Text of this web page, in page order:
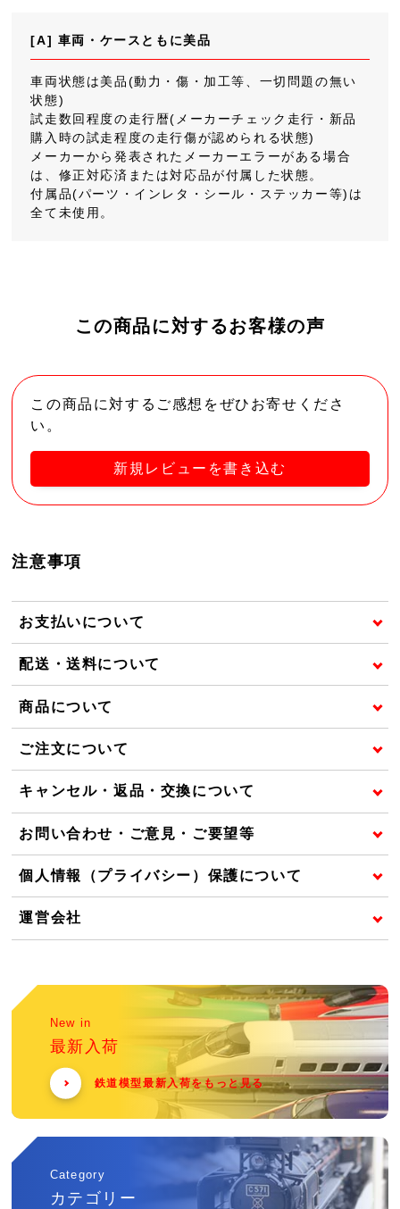
[A] 車両・ケースともに美品
車両状態は美品(動力・傷・加工等、一切問題の無い
状態)
試走数回程度の走行暦(メーカーチェック走行・新品
購入時の試走程度の走行傷が認められる状態)
メーカーから発表されたメーカーエラーがある場合
は、修正対応済または対応品が付属した状態。
付属品(パーツ・インレタ・シール・ステッカー等)は
全て未使用。
この商品に対するお客様の声
この商品に対するご感想をぜひお寄せくださ
い。
新規レビューを書き込む
注意事項
お支払いについて
配送・送料について
商品について
ご注文について
キャンセル・返品・交換について
お問い合わせ・ご意見・ご要望等
個人情報（プライバシー）保護について
運営会社
New in
最新入荷
鉄道模型最新入荷をもっと見る
Category
カテゴリー